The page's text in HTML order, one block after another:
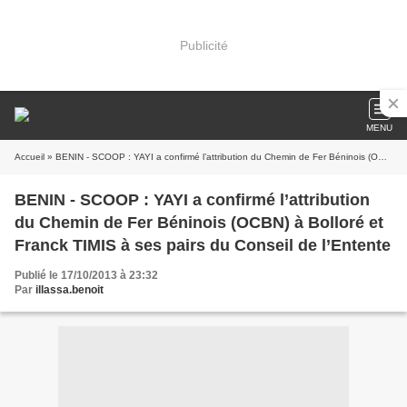
Publicité
MENU
Accueil » BENIN - SCOOP : YAYI a confirmé l’attribution du Chemin de Fer Béninois (OCBN) à Bolloré et Franck TIMIS à ses pairs du Conseil de l’Entente
BENIN - SCOOP : YAYI a confirmé l’attribution
du Chemin de Fer Béninois (OCBN) à Bolloré et
Franck TIMIS à ses pairs du Conseil de l’Entente
Publié le 17/10/2013 à 23:32
Par illassa.benoit